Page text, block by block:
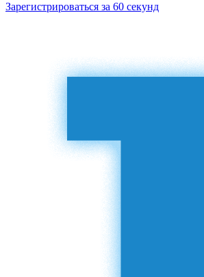
Зарегистрироваться за 60 секунд